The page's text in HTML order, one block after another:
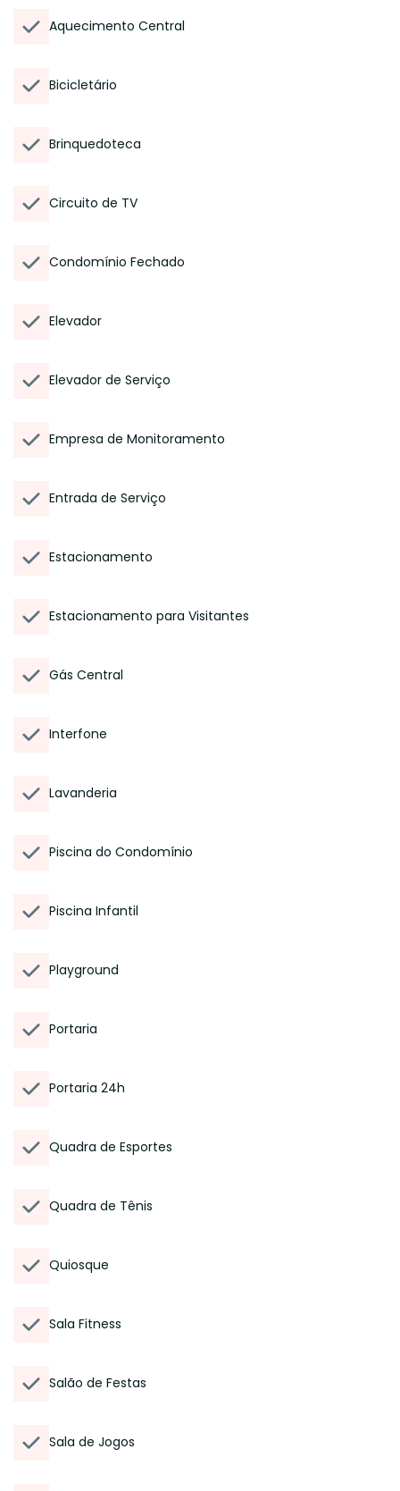
Aquecimento Central
Bicicletário
Brinquedoteca
Circuito de TV
Condomínio Fechado
Elevador
Elevador de Serviço
Empresa de Monitoramento
Entrada de Serviço
Estacionamento
Estacionamento para Visitantes
Gás Central
Interfone
Lavanderia
Piscina do Condomínio
Piscina Infantil
Playground
Portaria
Portaria 24h
Quadra de Esportes
Quadra de Tênis
Quiosque
Sala Fitness
Salão de Festas
Sala de Jogos